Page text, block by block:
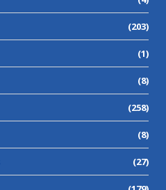
(203)
(1)
(8)
(258)
(8)
(27)